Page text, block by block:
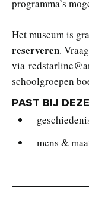
programma’s
Het museum is
reserveren.
via
schoolgroepen
PAST BIJ
mens &